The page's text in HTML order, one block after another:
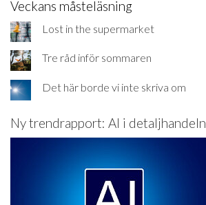
Veckans måsteläsning
Lost in the supermarket
Tre råd inför sommaren
Det här borde vi inte skriva om
Ny trendrapport: AI i detaljhandeln